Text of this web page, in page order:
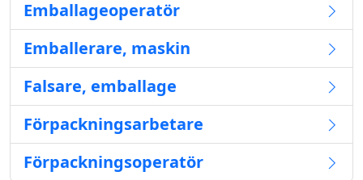
Emballageoperatör
Emballerare, maskin
Falsare, emballage
Förpackningsarbetare
Förpackningsoperatör